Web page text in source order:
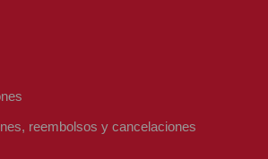
reembolsos y cancelaciones